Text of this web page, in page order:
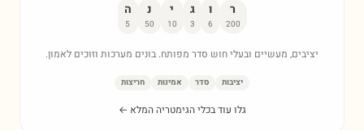
ר
200
ו
6
ג
3
י
10
נ
50
ה
5
יציבים, מעשיים ובעלי חוש סדר מפותח. בונים מערכות וזוכים לאמון.
יציבות סדר אמינות חריצות
גלו עוד בכלי הגימטריה המלא ←